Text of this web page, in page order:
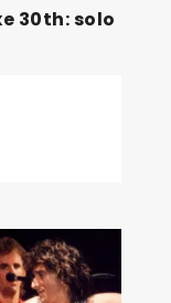
30th: solo